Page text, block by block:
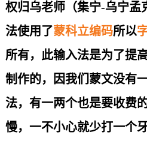
权归乌老师（集宁-乌宁孟
法使用了蒙科立编码所以
所有，此输入法是为了提
制作的，因我们蒙文没有
法，有一两个也是要收费
慢，一不小心就少打一个